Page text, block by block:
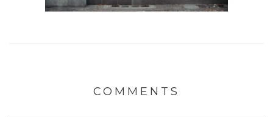
COMMENTS